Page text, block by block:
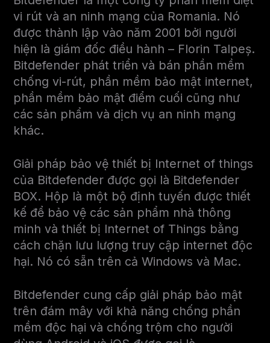
vi rút và an ninh mạng của Romania. Nó
được thành lập vào năm 2001 bởi người
hiện là giám đốc điều hành – Florin Talpeș.
Bitdefender phát triển và bán phần mềm
chống vi-rút, phần mềm bảo mật internet,
phần mềm bảo mật điểm cuối cũng như
các sản phẩm và dịch vụ an ninh mạng
khác.
Giải pháp bảo vệ thiết bị Internet of things
của Bitdefender được gọi là Bitdefender
BOX. Hộp là một bộ định tuyến được thiết
kế để bảo vệ các sản phẩm nhà thông
minh và thiết bị Internet of Things bằng
cách chặn lưu lượng truy cập internet độc
hại. Nó có sẵn trên cả Windows và Mac.
Bitdefender cung cấp giải pháp bảo mật
trên đám mây với khả năng chống phần
mềm độc hại và chống trộm cho người